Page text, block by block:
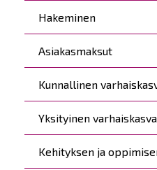
Hakeminen
Asiakasmaksut
Kunnallinen
Yksityinen
Kehityksen ja